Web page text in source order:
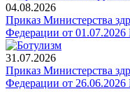
04.08.2026
Приказ Министерства
Федерации от
31.07.2026
Приказ Министерства
Федерации от